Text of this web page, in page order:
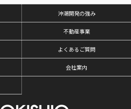
沖潮開発の強み
不動産事業
よくあるご質問
会社案内